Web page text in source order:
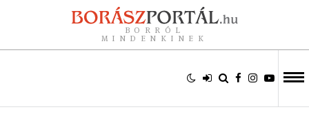
BORRÓL
MINDENKINEK